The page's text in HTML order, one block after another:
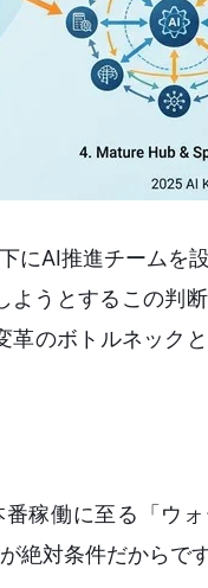
にAI推進チームを
うとするこの判
のボトルネック
稼働に至る「ウ
絶対条件だからです